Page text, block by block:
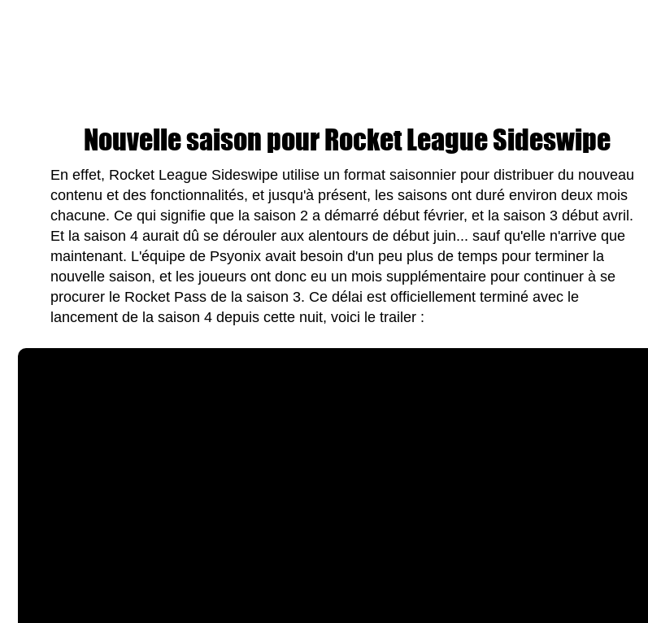
Nouvelle saison pour Rocket League Sideswipe
En effet, Rocket League Sideswipe utilise un format saisonnier pour distribuer du nouveau
contenu et des fonctionnalités, et jusqu'à présent, les saisons ont duré environ deux mois
chacune. Ce qui signifie que la saison 2 a démarré début février, et la saison 3 début avril.
Et la saison 4 aurait dû se dérouler aux alentours de début juin... sauf qu'elle n'arrive que
maintenant. L'équipe de Psyonix avait besoin d'un peu plus de temps pour terminer la
nouvelle saison, et les joueurs ont donc eu un mois supplémentaire pour continuer à se
procurer le Rocket Pass de la saison 3. Ce délai est officiellement terminé avec le
lancement de la saison 4 depuis cette nuit, voici le trailer :